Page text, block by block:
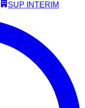
SUP INTERIM